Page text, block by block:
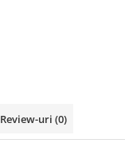
Review-uri (0)